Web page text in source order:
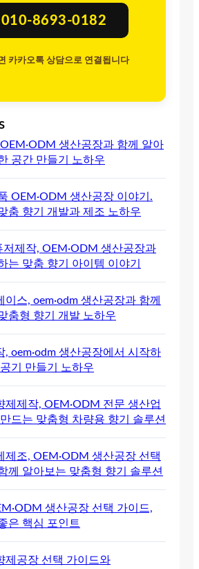
010-8693-0182
카카오톡 상담으로 연결됩니다
생산공장과 함께 알아
공간 만들기 노하우
OEM·ODM 생산공장 이야기.
춤 향기 개발과 제조 노하우
저제작, OEM·ODM 생산공장과
는 맞춤 향기 아이템 이야기
이스, oem·odm 생산공장과 함께
춤형 향기 개발 노하우
, oem·odm 생산공장에서 시작하
기 만들기 노하우
제제작, OEM·ODM 전문 생산업
드는 맞춤형 차량용 향기 솔루션
제조, OEM·ODM 생산공장 선택
께 알아보는 맞춤형 향기 솔루션
생산공장 선택 가이드,
은 핵심 포인트
제공장 선택 가이드와